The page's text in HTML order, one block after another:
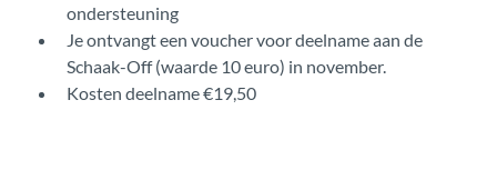
ondersteuning
Je ontvangt een voucher voor deelname aan de
Schaak-Off (waarde 10 euro) in november.
Kosten deelname €19,50